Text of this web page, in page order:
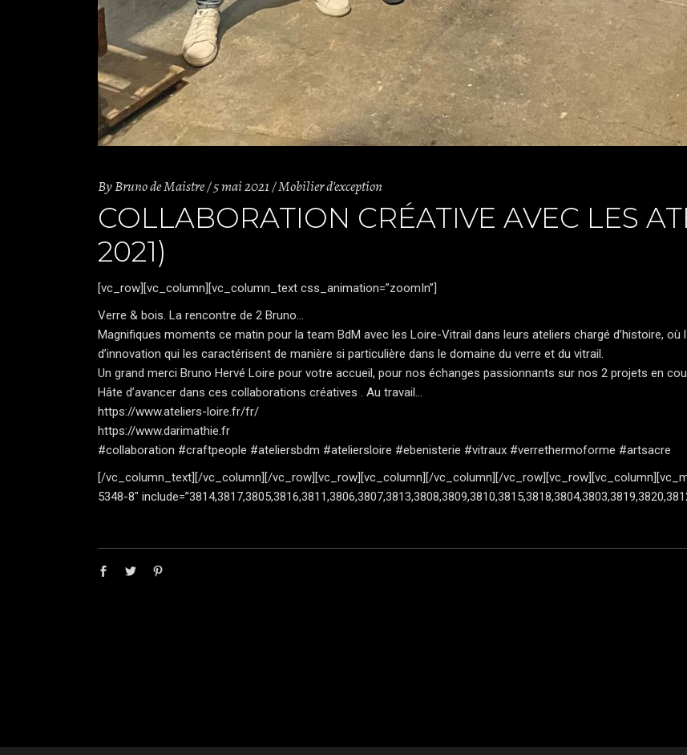
ByBruno de Maistre 5 mai 2021 Mobilier d'exception
COLLABORATION CRÉATIVE AVEC LES
2021)
[vc_row][vc_column][vc_column_text css_animation=”zoomIn”]
Verre & bois. La rencontre de 2 Bruno…
Magnifiques moments ce matin pour la team BdM avec les Loire-Vitrail dans leurs ateliers chargé d’histoire,
d’innovation qui les caractérisent de manière si particulière dans le domaine du verre et du vitrail.
Un grand merci Bruno Hervé Loire pour votre accueil, pour nos échanges passionnants sur nos 2 projets en
Hâte d’avancer dans ces collaborations créatives . Au travail…
https://www.ateliers-loire.fr/fr/
https://www.darimathie.fr
#collaboration #craftpeople #ateliersbdm #ateliersloire #ebenisterie #vitraux #verrethermoforme #artsacre
[/vc_column_text][/vc_column][/vc_row][vc_row][vc_column][/vc_column][/
5348-8″